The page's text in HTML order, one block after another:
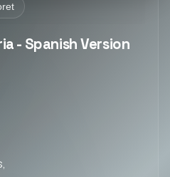
- Spanish Version